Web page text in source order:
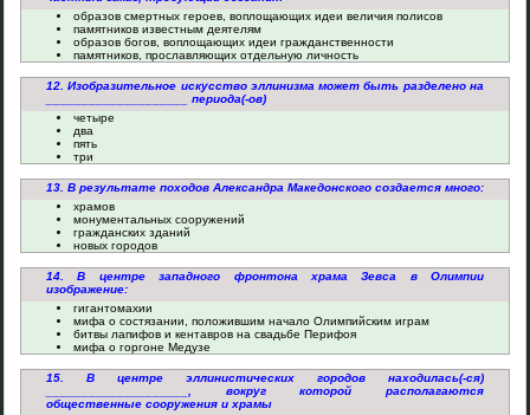
образов смертных героев, воплощающих идеи величия полисов
памятников известным деятелям
образов богов, воплощающих идеи гражданственности
памятников, прославляющих отдельную личность
12. Изобразительное искусство эллинизма может быть разделено на
____________________ периода(-ов)
четыре
два
пять
три
13. В результате походов Александра Македонского создается много:
храмов
монументальных сооружений
гражданских зданий
новых городов
14. В центре западного фронтона храма Зевса в Олимпии
изображение:
гигантомахии
мифа о состязании, положившим начало Олимпийским играм
битвы лапифов и кентавров на свадьбе Перифоя
мифа о горгоне Медузе
15. В центре эллинистических городов находилась(-ся)
____________________, вокруг которой располагаются
общественные сооружения и храмы